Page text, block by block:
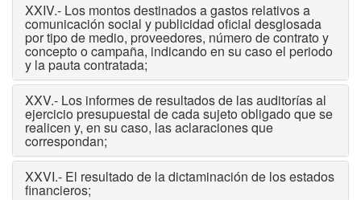
XXIV.- Los montos destinados a gastos relativos a
comunicación social y publicidad oficial desglosada
por tipo de medio, proveedores, número de contrato y
concepto o campaña, indicando en su caso el periodo
y la pauta contratada;
XXV.- Los informes de resultados de las auditorías al
ejercicio presupuestal de cada sujeto obligado que se
realicen y, en su caso, las aclaraciones que
correspondan;
XXVI.- El resultado de la dictaminación de los estados
financieros;